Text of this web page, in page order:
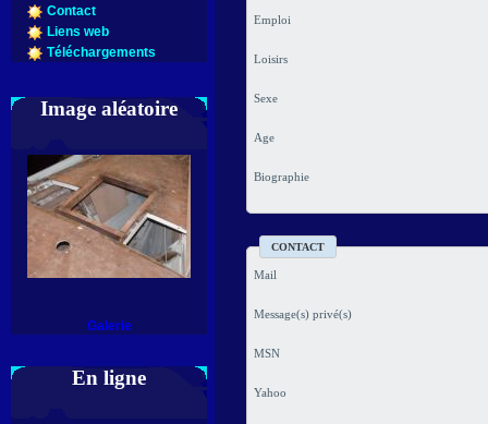
Contact
Liens web
Téléchargements
Image aléatoire
Galerie
En ligne
Emploi
Loisirs
Sexe
Age
Biographie
CONTACT
Mail
Message(s) privé(s)
MSN
Yahoo